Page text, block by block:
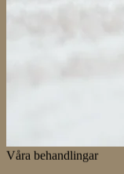
Våra behandlingar